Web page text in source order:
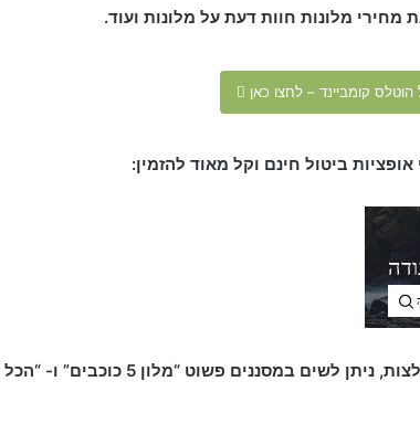
מלונות חוות דעת על מלונות ועוד.
קומביינד – לחצו כאן
ביטול חינם וקל מאוד להזמין:
בוקינג – מציעים שלל מלונות עם חוות דעת והמלצות, ניתן לשים במסננים פשוט “מלון 5 כוכבים” ו- “הכל